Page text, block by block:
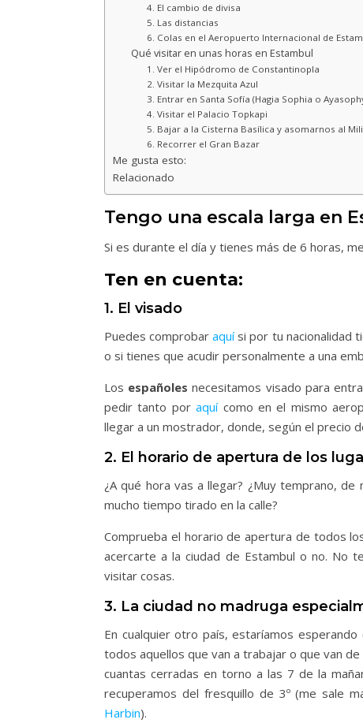
4. El cambio de divisa
5. Las distancias
6. Colas en el Aeropuerto Internacional de
Qué visitar en unas horas en Estambul
1. Ver el Hipódromo de Constantinopla
2. Visitar la Mezquita Azul
3. Entrar en Santa Sofía (Hagia Sophia o
4. Visitar el Palacio Topkapi
5. Bajar a la Cisterna Basílica y asomarnos al
6. Recorrer el Gran Bazar
Me gusta esto:
Relacionado
Tengo una escala larga en
Si es durante el día y tienes más de 6 horas,
Ten en cuenta:
1. El visado
Puedes comprobaraquísi por tu nacionalidad
o si tienes que acudir personalmente a una
Los españoles necesitamos visado para
pedir tanto poraquícomo en el mismo
llegar a un mostrador, donde, según el
2. El horario de apertura de los
¿A qué hora vas a llegar? ¿Muy temprano,
mucho tiempo tirado en la calle?
Comprueba el horario de apertura de todos
acercarte a la ciudad de Estambul o no. No
visitar cosas.
3. La ciudad no madruga
En cualquier otro país, estaríamos
todos aquellos que van a trabajar o que van
cuantas cerradas en torno a las 7 de la
recuperamos del fresquillo de 3º (me sale
Harbin).